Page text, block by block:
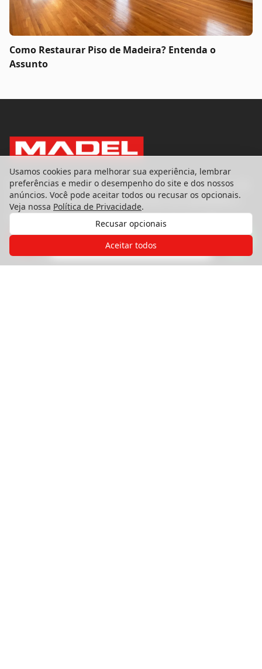
Como Restaurar Piso de Madeira? Entenda o
Assunto
Referência nacional em pisos, portas e esquadrias. Há
39 anos transformando ambientes com qualidade e
excelência.
Gostaria de receber o contato de um
de nossos especialistas?
Usamos cookies para melhorar sua experiência, lembrar
preferências e medir o desempenho do site e dos nossos
anúncios. Você pode aceitar todos ou recusar os opcionais.
Veja nossa Política de Privacidade.
Recusar opcionais
Aceitar todos